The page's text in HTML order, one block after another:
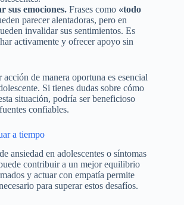
sus emociones. Frases como «todo
parecer alentadoras, pero en
invalidar sus sentimientos. Es
activamente y ofrecer apoyo sin
de manera oportuna es esencial
Si tienes dudas sobre cómo
situación, podría ser beneficioso
confiables.
a tiempo
ansiedad en adolescentes o síntomas
contribuir a un mejor equilibrio
y actuar con empatía permite
para superar estos desafíos.